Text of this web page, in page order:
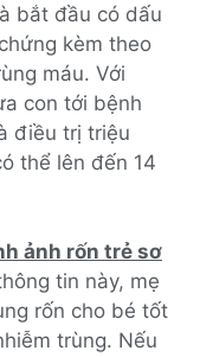
bắt đầu có dấu
kèm theo
máu. Với
con tới bệnh
điều trị triệu
thể lên đến 14
ảnh rốn trẻ sơ
tin này, mẹ
rốn cho bé tốt
trùng. Nếu